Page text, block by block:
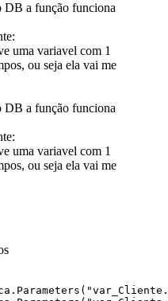
a função funciona
uma variavel com 1
ou seja ela vai me
a função funciona
uma variavel com 1
ou seja ela vai me